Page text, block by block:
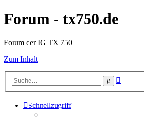
Forum - tx750.de
Forum der IG TX 750
Zum Inhalt
Suche
Schnellzugriff